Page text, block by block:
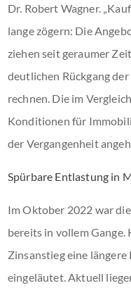
Dr. Robert Wagner.
lange zögern: Die
ziehen seit geraumer
deutlichen Rückgang
rechnen. Die im
Konditionen für
der Vergangenheit
Spürbare Entlastung in
Im Oktober 2022 war
bereits in vollem Gange.
Zinsanstieg eine
eingeläutet. Aktuell